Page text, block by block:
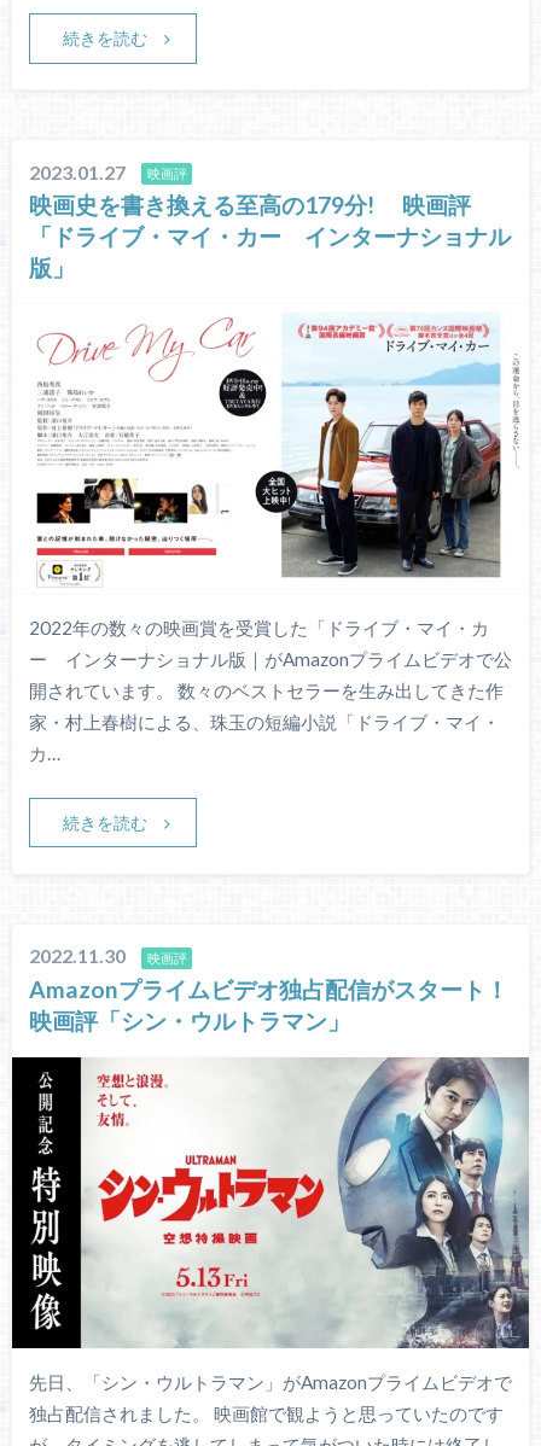
続きを読む
2023.01.27 映画評
映画史を書き換える至高の179分! 映画評
「ドライブ・マイ・カー インターナショナル
版」
2022年の数々の映画賞を受賞した「ドライブ・マイ・カ
ー インターナショナル版｜がAmazonプライムビデオで公
開されています。 数々のベストセラーを生み出してきた作
家・村上春樹による、珠玉の短編小説「ドライブ・マイ・
カ…
続きを読む
2022.11.30 映画評
Amazonプライムビデオ独占配信がスタート！
映画評「シン・ウルトラマン」
先日、「シン・ウルトラマン」がAmazonプライムビデオで
独占配信されました。 映画館で観ようと思っていたのです